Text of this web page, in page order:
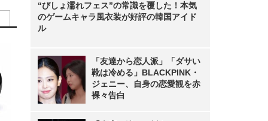
“びしょ濡れフェス”の常識を覆した！本気
のゲームキャラ風衣装が好評の韓国アイド
ル
「友達から恋人派」「ダサい
靴は冷める」BLACKPINK・
ジェニー、自身の恋愛観を赤
裸々告白